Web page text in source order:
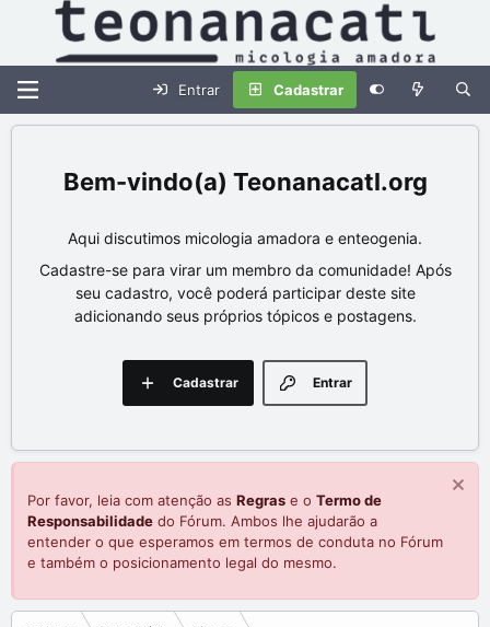
Entrar Cadastrar
Teonanacatl.org
Aqui discutimos micologia amadora e enteogenia.
Cadastre-se para virar um membro da comunidade! Após
seu cadastro, você poderá participar deste site
adicionando seus próprios tópicos e postagens.
Entrar
Cadastrar
Por favor, leia com atenção as Regras e o Termo de
Responsabilidade do Fórum. Ambos lhe ajudarão a
entender o que esperamos em termos de conduta no Fórum
e também o posicionamento legal do mesmo.